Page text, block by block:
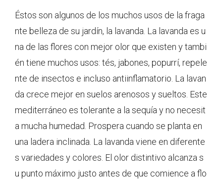
Éstos son algunos de los muchos usos de la fraga
nte belleza de su jardín, la lavanda. La lavanda es u
na de las flores con mejor olor que existen y tambi
én tiene muchos usos: tés, jabones, popurrí, repele
nte de insectos e incluso antiinflamatorio. La lavan
da crece mejor en suelos arenosos y sueltos. Este
mediterráneo es tolerante a la sequía y no necesit
a mucha humedad. Prospera cuando se planta en
una ladera inclinada. La lavanda viene en diferente
s variedades y colores. El olor distintivo alcanza s
u punto máximo justo antes de que comience a flo